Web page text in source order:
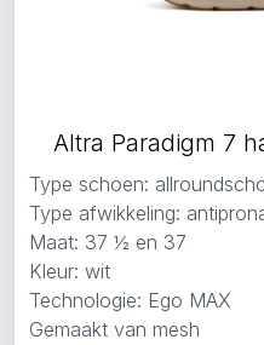
Altra Paradigm 7
Type schoen:
Type afwikkeling:
Maat: 37 ½ en 37
Kleur: wit
Technologie: Ego MAX
Gemaakt van mesh